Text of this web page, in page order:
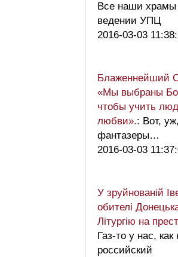
Все наши храмы
ведении УПЦ
2016-03-03
Блаженнейший
«Мы выбраны
чтобы учить
любви».: Вот,
фантазеры…
2016-03-03
У зруйнованій
обителі
Літургію на
Газ-то у нас,
российский